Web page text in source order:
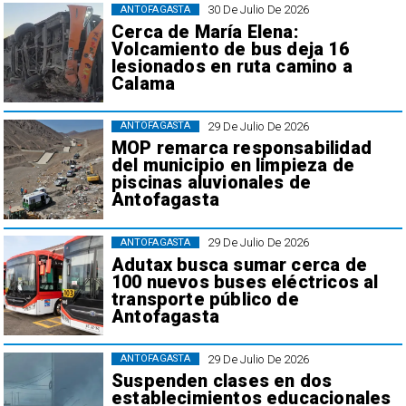
30 De Julio De 2026
Cerca de María Elena:
Volcamiento de bus deja 16
lesionados en ruta camino a
Calama
ANTOFAGASTA
29 De Julio De 2026
MOP remarca responsabilidad
del municipio en limpieza de
piscinas aluvionales de
Antofagasta
ANTOFAGASTA
29 De Julio De 2026
Adutax busca sumar cerca de
100 nuevos buses eléctricos al
transporte público de
Antofagasta
ANTOFAGASTA
29 De Julio De 2026
Suspenden clases en dos
establecimientos educacionales
ANTOFAGASTA